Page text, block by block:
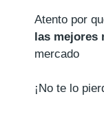
Atento por
las mejores
mercado
¡No te lo